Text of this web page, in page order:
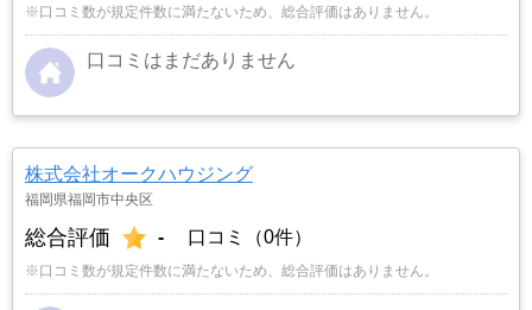
※口コミ数が規定件数に満たないため、総合評価はありません。
口コミはまだありません
株式会社オークハウジング
福岡県福岡市中央区
総合評価 - 口コミ（0件）
※口コミ数が規定件数に満たないため、総合評価はありません。